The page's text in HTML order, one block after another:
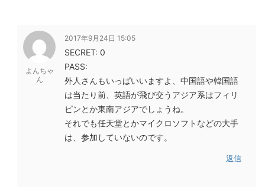
よんちゃ
ん
2017年9月24日 15:05
SECRET: 0
PASS:
外人さんもいっぱいいますよ、中国語や韓国語
は当たり前、英語が飛び交うアジア系はフィリ
ピンとか東南アジアでしょうね。
それでも任天堂とかマイクロソフトなどの大手
は、参加していないのです。
返信